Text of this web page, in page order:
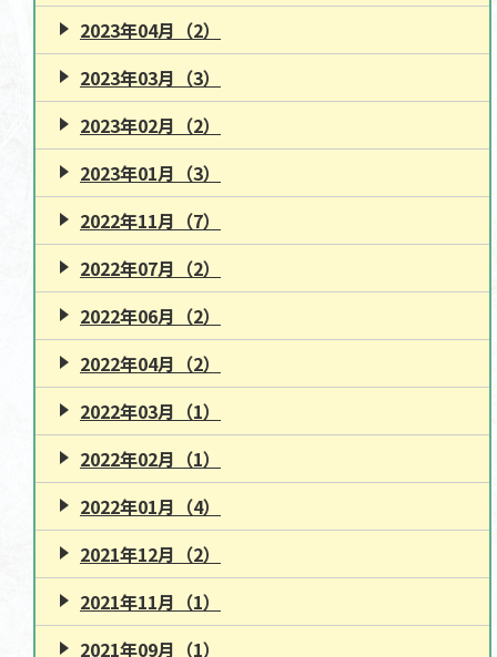
2023年04月（2）
2023年03月（3）
2023年02月（2）
2023年01月（3）
2022年11月（7）
2022年07月（2）
2022年06月（2）
2022年04月（2）
2022年03月（1）
2022年02月（1）
2022年01月（4）
2021年12月（2）
2021年11月（1）
2021年09月（1）